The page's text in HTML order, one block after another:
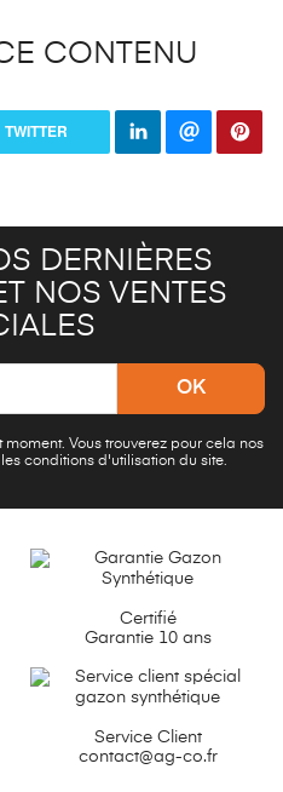
CONTENU
TWITTER
DERNIÈRES
NOS VENTES
Vous trouverez pour cela nos
conditions d'utilisation du site.
Certifié
Garantie 10 ans
Service Client
contact@ag-co.fr